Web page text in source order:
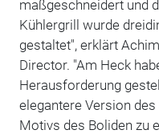
maßgeschneidert und
Kühlergrill wurde
gestaltet", erklärt
Director. "Am Heck
Herausforderung
elegantere Version
Motivs des Boliden zu